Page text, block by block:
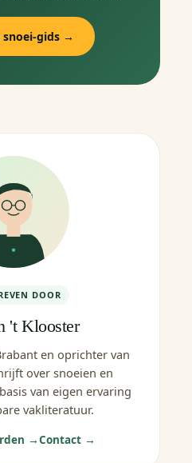
snoei-gids →
DOOR
't Klooster
en oprichter van
over snoeien en
van eigen ervaring
vakliteratuur.
→Contact →